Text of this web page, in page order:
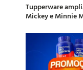
Tupperware
Mickey e Minnie